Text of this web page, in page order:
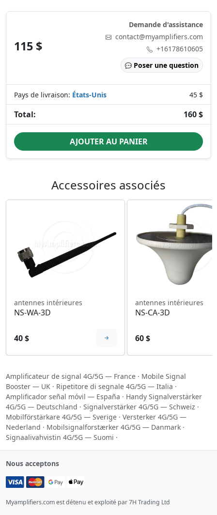
115 $
Demande d'assistance
contact@myamplifiers.com
+16178610605
Poser une question
Pays de livraison: États-Unis 45 $
Total: 160 $
AJOUTER AU PANIER
Accessoires associés
antennes intérieures
NS-WA-3D
40 $
antennes intérieures
NS-CA-3D
60 $
Amplificateur de signal 4G/5G — France · Mobile Signal
Booster — UK · Ripetitore di segnale 4G/5G — Italia ·
Amplificador señal móvil — España · Handy Signalverstärker
4G/5G — Deutschland · Signalverstärker 4G/5G — Schweiz ·
Mobilförstärkare 4G/5G — Sverige · Versterker 4G/5G —
Nederland · Mobilsignalforstærker 4G/5G — Danmark ·
Signaalivahvistin 4G/5G — Suomi ·
Nous acceptons
Myamplifiers.com est détenu et exploité par 7H Trading Ltd